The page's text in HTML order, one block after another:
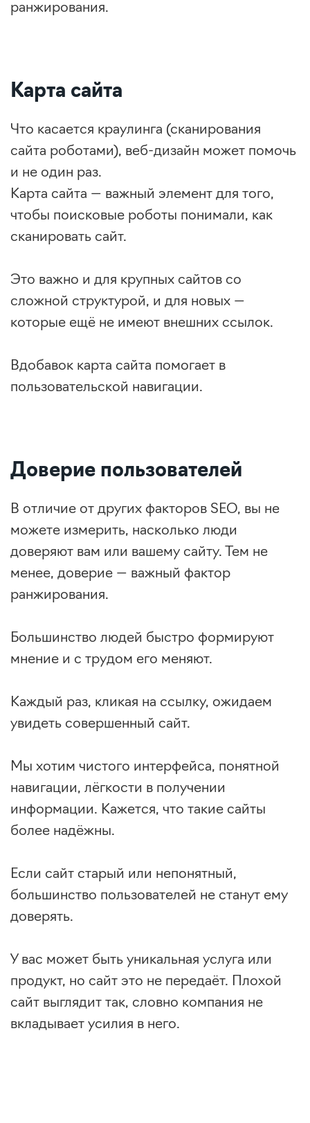
ранжирования.
Карта сайта
Что касается краулинга (сканирования
сайта роботами), веб-дизайн может помочь
и не один раз.
Карта сайта — важный элемент для того,
чтобы поисковые роботы понимали, как
сканировать сайт.
Это важно и для крупных сайтов со
сложной структурой, и для новых —
которые ещё не имеют внешних ссылок.
Вдобавок карта сайта помогает в
пользовательской навигации.
Доверие пользователей
В отличие от других факторов SEO, вы не
можете измерить, насколько люди
доверяют вам или вашему сайту. Тем не
менее, доверие — важный фактор
ранжирования.
Большинство людей быстро формируют
мнение и с трудом его меняют.
Каждый раз, кликая на ссылку, ожидаем
увидеть совершенный сайт.
Мы хотим чистого интерфейса, понятной
навигации, лёгкости в получении
информации. Кажется, что такие сайты
более надёжны.
Если сайт старый или непонятный,
большинство пользователей не станут ему
доверять.
У вас может быть уникальная услуга или
продукт, но сайт это не передаёт. Плохой
сайт выглядит так, словно компания не
вкладывает усилия в него.